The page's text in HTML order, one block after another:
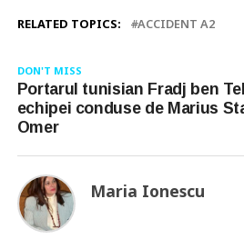
RELATED TOPICS: ACCIDENT A2
DON'T MISS
Portarul tunisian Fradj ben
echipei conduse de Marius
Omer
Maria Ionescu